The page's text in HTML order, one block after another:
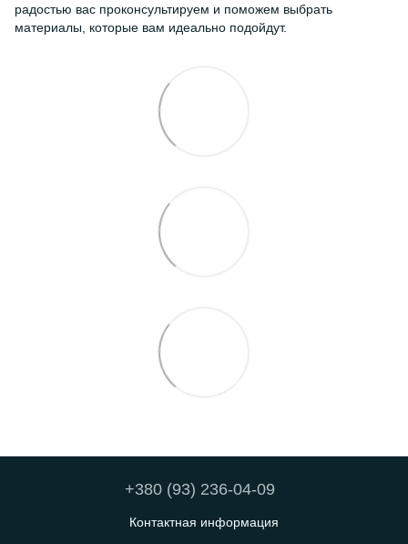
радостью вас проконсультируем и поможем выбрать
материалы, которые вам идеально подойдут.
+380 (93) 236-04-09
Контактная информация